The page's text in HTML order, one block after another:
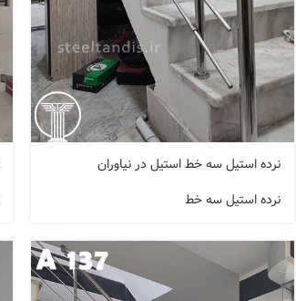
نرده استیل سه خط استیل در نیاوران
نرده استیل سه خط